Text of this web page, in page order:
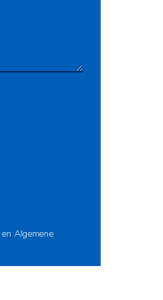
en Algemene